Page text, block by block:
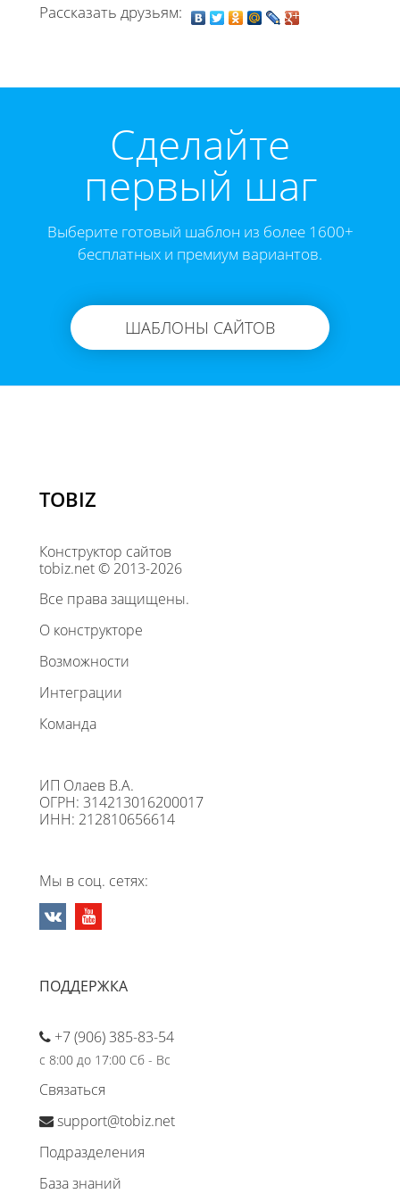
Рассказать друзьям:
Cделайте
первый шаг
Выберите готовый шаблон из более 1600+
бесплатных и премиум вариантов.
ШАБЛОНЫ САЙТОВ
TOBIZ
Конструктор сайтов
tobiz.net © 2013-2026
Все права защищены.
О конструкторе
Возможности
Интеграции
Команда
ИП Олаев В.А.
ОГРН: 314213016200017
ИНН: 212810656614
Мы в соц. сетях:
ПОДДЕРЖКА
+7 (906) 385-83-54
с 8:00 до 17:00 Сб - Вс
Связаться
support@tobiz.net
Подразделения
База знаний